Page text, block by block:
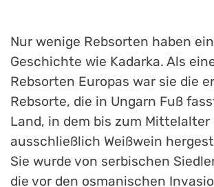
Nur wenige Rebsorten haben
Geschichte wie Kadarka. Als
Rebsorten Europas war sie die
Rebsorte, die in Ungarn Fuß
Land, in dem bis zum Mittelalter
ausschließlich Weißwein
Sie wurde von serbischen
die vor den osmanischen